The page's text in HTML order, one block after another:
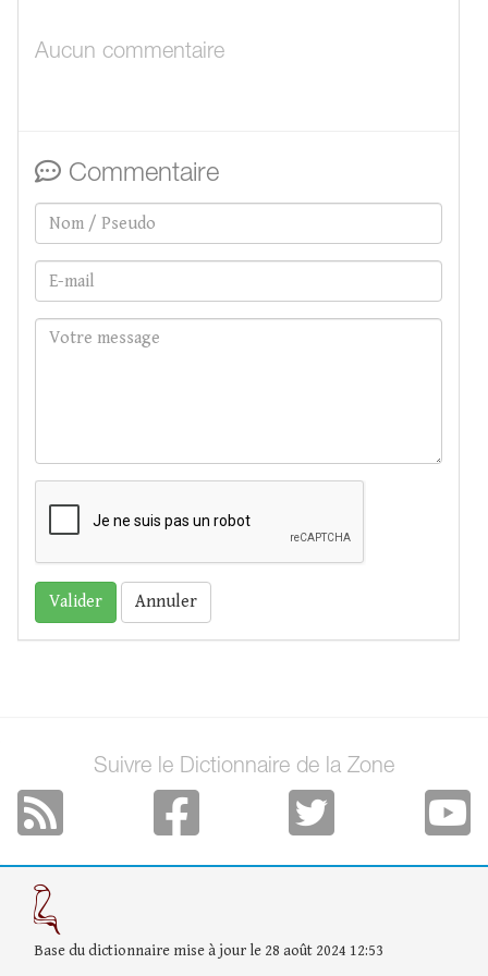
Aucun commentaire
Commentaire
Annuler
Suivre le Dictionnaire de la Zone
Base du dictionnaire mise à jour le 28 août 2024 12:53